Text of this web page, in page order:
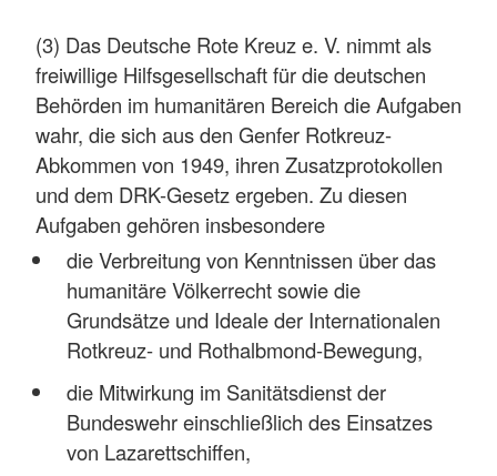
(3) Das Deutsche Rote Kreuz e. V. nimmt als
freiwillige Hilfsgesellschaft für die deutschen
Behörden im humanitären Bereich die Aufgaben
wahr, die sich aus den Genfer Rotkreuz-
Abkommen von 1949, ihren Zusatzprotokollen
und dem DRK-Gesetz ergeben. Zu diesen
Aufgaben gehören insbesondere
die Verbreitung von Kenntnissen über das
humanitäre Völkerrecht sowie die
Grundsätze und Ideale der Internationalen
Rotkreuz- und Rothalbmond-Bewegung,
die Mitwirkung im Sanitätsdienst der
Bundeswehr einschließlich des Einsatzes
von Lazarettschiffen,